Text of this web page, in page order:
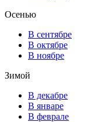
Осенью
В сентябре
В октябре
В ноябре
Зимой
В декабре
В январе
В феврале